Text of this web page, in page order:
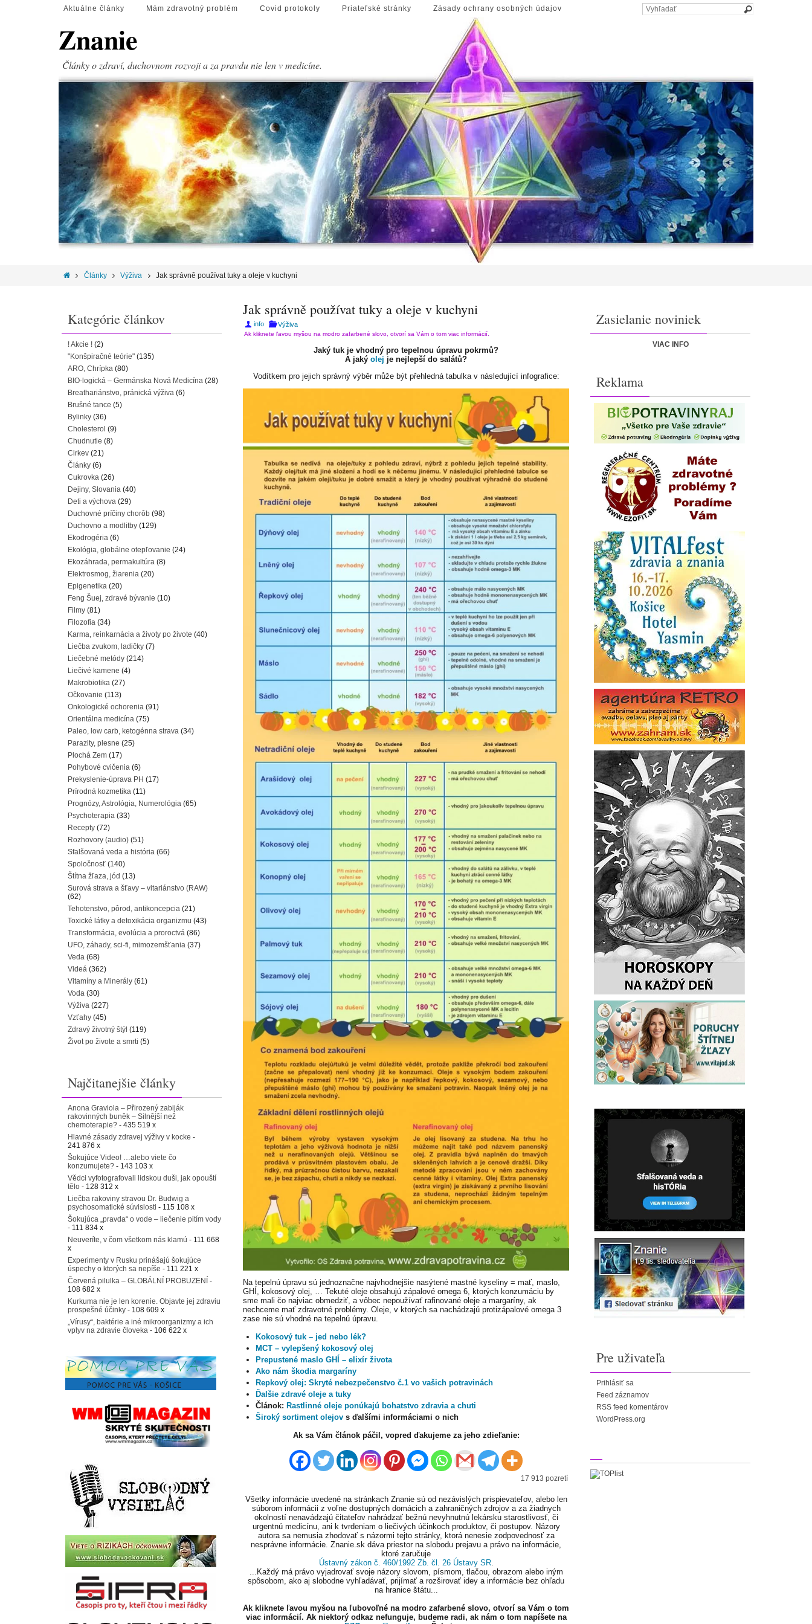
Aktuálne články Mám zdravotný problém Covid protokoly Priateľské stránky Zásady ochrany osobných údajov
Znanie
Články o zdraví, duchovnom rozvoji a za pravdu nie len v medicíne.
Články Výživa Jak správně používat tuky a oleje v kuchyni
Jak správně používat tuky a oleje v kuchyni
info Výživa
Ak kliknete ľavou myšou na modro zafarbené slovo, otvorí sa Vám o tom viac informácií.
Jaký tuk je vhodný pro tepelnou úpravu pokrmů?
A jaký olej je nejlepší do salátů?
Vodítkem pro jejich správný výběr může být přehledná tabulka v následující infografice:
Na tepelnú úpravu sú jednoznačne najvhodnejšie nasýtené mastné kyseliny = mať, maslo,
GHÍ, kokosový olej, … Tekuté oleje obsahujú zápalové omega 6, ktorých konzumáciu by
sme mali čo najviac obmedziť, a vôbec nepoužívať rafinované oleje a margaríny, ak
nechceme mať zdravotné problémy. Oleje, v ktorých sa nachádzajú protizápalové omega 3
zase nie sú vhodné na tepelnú úpravu.
Kokosový tuk – jed nebo lék?
MCT – vylepšený kokosový olej
Prepustené maslo GHÍ – elixír života
Ako nám škodia margaríny
Repkový olej: Skryté nebezpečenstvo č.1 vo vašich potravinách
Ďalšie zdravé oleje a tuky
Článok: Rastlinné oleje ponúkajú bohatstvo zdravia a chuti
Široký sortiment olejovs ďalšími informáciami o nich
Ak sa Vám článok páčil, vopred ďakujeme za jeho zdieľanie:
17 913 pozretí
Všetky informácie uvedené na stránkach Znanie sú od nezávislých prispievateľov, alebo len
súborom informácii z voľne dostupných domácich a zahraničných zdrojov a za žiadnych
okolností nenavádzajú čitateľov nahrádzať bežnú nevyhnutnú lekársku starostlivosť, či
urgentnú medicínu, ani k tvrdeniam o liečivých účinkoch produktov, či postupov. Názory
autora sa nemusia zhodovať s názormi tejto stránky, ktorá nenesie zodpovednosť za
nesprávne informácie. Znanie.sk dáva priestor na slobodu prejavu a právo na informácie,
ktoré zaručuje
Ústavný zákon č. 460/1992 Zb. čl. 26 Ústavy SR.
...Každý má právo vyjadrovať svoje názory slovom, písmom, tlačou, obrazom alebo iným
spôsobom, ako aj slobodne vyhľadávať, prijímať a rozširovať idey a informácie bez ohľadu
na hranice štátu...
Ak kliknete ľavou myšou na ľubovoľné na modro zafarbené slovo, otvorí sa Vám o tom
viac informácií. Ak niektorý odkaz nefunguje, budeme radi, ak nám o tom napíšete na
Kategórie článkov
! Akcie ! (2)
"Konšpiračné teórie" (135)
ARO, Chrípka (80)
BIO-logická – Germánska Nová Medicína (28)
Breathariánstvo, pránická výživa (6)
Brušné tance (5)
Bylinky (36)
Cholesterol (9)
Chudnutie (8)
Cirkev (21)
Články (6)
Cukrovka (26)
Dejiny, Slovania (40)
Deti a výchova (29)
Duchovné príčiny chorôb (98)
Duchovno a modlitby (129)
Ekodrogéria (6)
Ekológia, globálne otepľovanie (24)
Ekozáhrada, permakultúra (8)
Elektrosmog, žiarenia (20)
Epigenetika (20)
Feng Šuej, zdravé bývanie (10)
Filmy (81)
Filozofia (34)
Karma, reinkarnácia a životy po živote (40)
Liečba zvukom, ladičky (7)
Liečebné metódy (214)
Liečivé kamene (4)
Makrobiotika (27)
Očkovanie (113)
Onkologické ochorenia (91)
Orientálna medicína (75)
Paleo, low carb, ketogénna strava (34)
Parazity, plesne (25)
Plochá Zem (17)
Pohybové cvičenia (6)
Prekyslenie-úprava PH (17)
Prírodná kozmetika (11)
Prognózy, Astrológia, Numerológia (65)
Psychoterapia (33)
Recepty (72)
Rozhovory (audio) (51)
Sfalšovaná veda a história (66)
Spoločnosť (140)
Štítna žľaza, jód (13)
Surová strava a šťavy – vitariánstvo (RAW)
(62)
Tehotenstvo, pôrod, antikoncepcia (21)
Toxické látky a detoxikácia organizmu (43)
Transformácia, evolúcia a proroctvá (86)
UFO, záhady, sci-fi, mimozemšťania (37)
Veda (68)
Videá (362)
Vitamíny a Minerály (61)
Voda (30)
Výživa (227)
Vzťahy (45)
Zdravý životný štýl (119)
Život po živote a smrti (5)
Najčitanejšie články
Anona Graviola – Přirozený zabiják
rakovinných buněk – Silnější než
chemoterapie? - 435 519 x
Hlavné zásady zdravej výživy v kocke -
241 876 x
Šokujúce Video! …alebo viete čo
konzumujete? - 143 103 x
Vědci vyfotografovali lidskou duši, jak opouští
tělo - 128 312 x
Liečba rakoviny stravou Dr. Budwig a
psychosomatické súvislosti - 115 108 x
Šokujúca „pravda“ o vode – liečenie pitím vody
- 111 834 x
Neuveríte, v čom všetkom nás klamú - 111 668
x
Experimenty v Rusku prinášajú šokujúce
úspechy o ktorých sa nepíše - 111 221 x
Červená pilulka – GLOBÁLNÍ PROBUZENÍ -
108 682 x
Kurkuma nie je len korenie. Objavte jej zdraviu
prospešné účinky - 108 609 x
„Vírusy“, baktérie a iné mikroorganizmy a ich
vplyv na zdravie človeka - 106 622 x
Zasielanie noviniek
VIAC INFO
Reklama
Pre uživateľa
Prihlásiť sa
Feed záznamov
RSS feed komentárov
WordPress.org